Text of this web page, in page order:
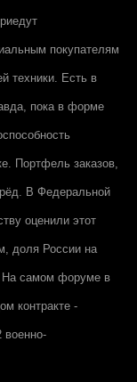
покупателям
техники. Есть в
пока в форме
Портфель заказов,
В Федеральной
оценили этот
доля России на
На самом форуме в
контракте -
военно-